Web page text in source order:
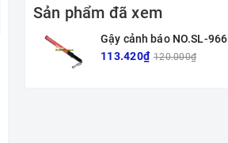
Sản phẩm đã xem
Gậy cảnh báo NO.SL-966
113.420₫ 120.000₫